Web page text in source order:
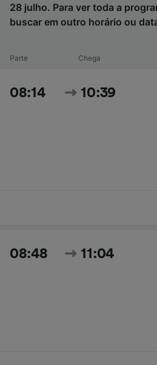
28 julho. Para ver toda a
buscar em outro horário ou
Parte Chega
08:14 10:39
08:48 11:04